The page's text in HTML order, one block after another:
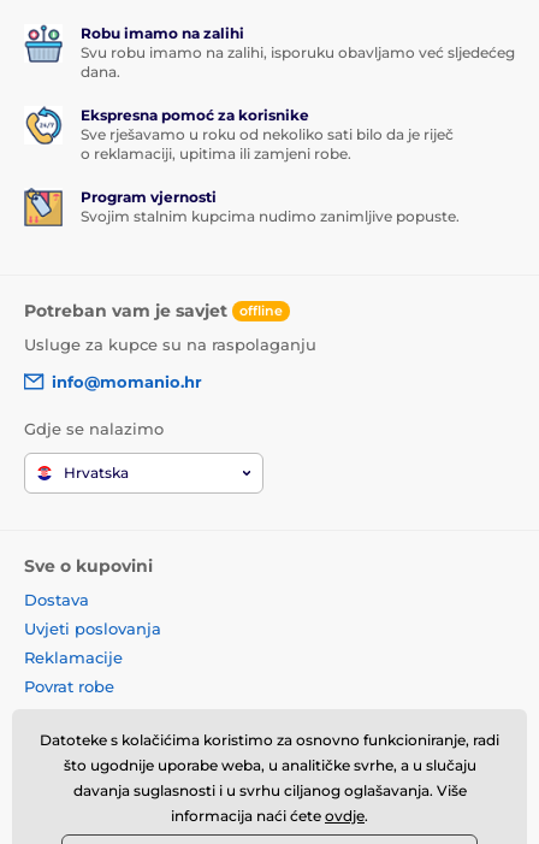
Robu imamo na zalihi
Svu robu imamo na zalihi, isporuku obavljamo već sljedećeg
dana.
Ekspresna pomoć za korisnike
Sve rješavamo u roku od nekoliko sati bilo da je riječ
o reklamaciji, upitima ili zamjeni robe.
Program vjernosti
Svojim stalnim kupcima nudimo zanimljive popuste.
Potreban vam je savjet offline
Usluge za kupce su na raspolaganju
info@momanio.hr
Gdje se nalazimo
Hrvatska
Sve o kupovini
Dostava
Uvjeti poslovanja
Reklamacije
Povrat robe
Načela o korištenju kolačića
Kontaktne informacije
Informacije o obradi osobnih
Datoteke s kolačićima koristimo za osnovno funkcioniranje, radi
što ugodnije uporabe weba, u analitičke svrhe, a u slučaju
davanja suglasnosti i u svrhu ciljanog oglašavanja. Više
informacija naći ćete ovdje.